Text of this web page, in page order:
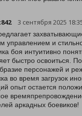
3 сентября 2025
управлением и
боя интуитивно
быстро освоиться.
персонажей и
во время загрузок
опыт остается
аркадных боевиков!